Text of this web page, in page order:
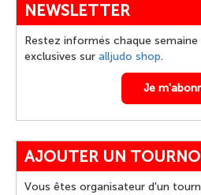
NEWSLETTER
Restez informés chaque
exclusives sur alljudo shop.
Je
AJOUTER UN
Vous êtes organisateur d'un